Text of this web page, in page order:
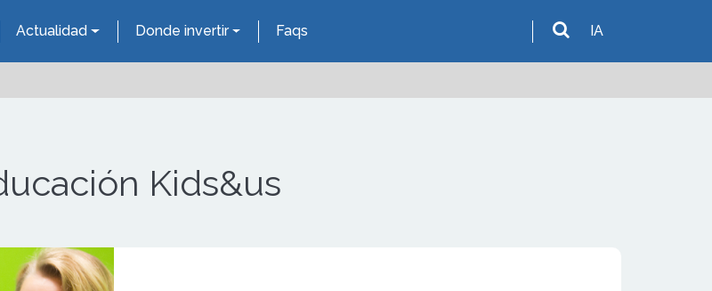
Actualidad Donde invertir Faqs IA
Kids&us